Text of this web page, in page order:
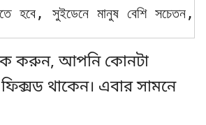
সুইডেনে মানুষ বেশি সচেতন,
করুন, আপনি কোনটা
থাকেন। এবার সামনে